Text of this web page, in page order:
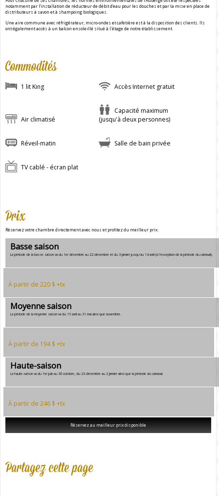
notamment par l’installation de réducteur de débit d’eau pour les douches et par la mise en place de
distributeurs à savon et à shampoing biologiques.
Une aire commune avec réfrigérateur, micro-ondes et cafetière est à la disposition des clients. Ils
ont également accès à un balcon ensoleillé situé à l'étage de notre établissement.
Commodités
1 lit King Accès Internet gratuit
Air climatisé
Capacité maximum
(jusqu'à deux personnes)
Réveil-matin Salle de bain privée
TV cablé - écran plat
Prix
Réservez votre chambre directement avec nous et profitez du meilleur prix.
Basse saison
La période de la basse saison va du 1er décembre au 22 décembre et du 3 janvier jusqu'au 14 avril (à l'exception de la période du carnaval).
À partir de 220 $ +tx
Moyenne saison
La période de la moyenne saison va du 15 avril au 31 mai ainsi que novembre.
À partir de 194 $ +tx
Haute-saison
La haute-saison va du 1er juin au 30 octobre, du 23 décembre au 2 janvier ainsi que la période du carnaval.
À partir de 246 $ +tx
Réservez au meilleur prix disponible
Partagez cette page